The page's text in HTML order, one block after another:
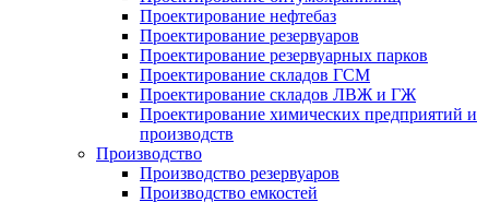
Проектирование нефтебаз
Проектирование резервуаров
Проектирование резервуарных парков
Проектирование складов ГСМ
Проектирование складов ЛВЖ и ГЖ
Проектирование химических предприятий и
производств
Производство
Производство резервуаров
Производство емкостей